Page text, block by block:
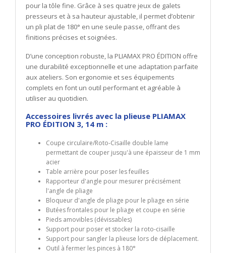
pour la tôle fine. Grâce à ses quatre jeux de galets
presseurs et à sa hauteur ajustable, il permet d’obtenir
un pli plat de 180° en une seule passe, offrant des
finitions précises et soignées.
D’une conception robuste, la PLIAMAX PRO ÉDITION offre
une durabilité exceptionnelle et une adaptation parfaite
aux ateliers. Son ergonomie et ses équipements
complets en font un outil performant et agréable à
utiliser au quotidien.
Accessoires livrés avec la plieuse PLIAMAX
PRO ÉDITION 3, 14 m :
Coupe circulaire/Roto-Cisaille double lame
permettant de couper jusqu'à une épaisseur de 1 mm
acier
Table arrière pour poser les feuilles
Rapporteur d'angle pour mesurer précisément
l'angle de pliage
Bloqueur d'angle de pliage pour le pliage en série
Butées frontales pour le pliage et coupe en série
Pieds amovibles (dévissables)
Support pour poser et stocker la roto-cisaille
Support pour sangler la plieuse lors de déplacement.
Outil à fermer les pinces à 180°